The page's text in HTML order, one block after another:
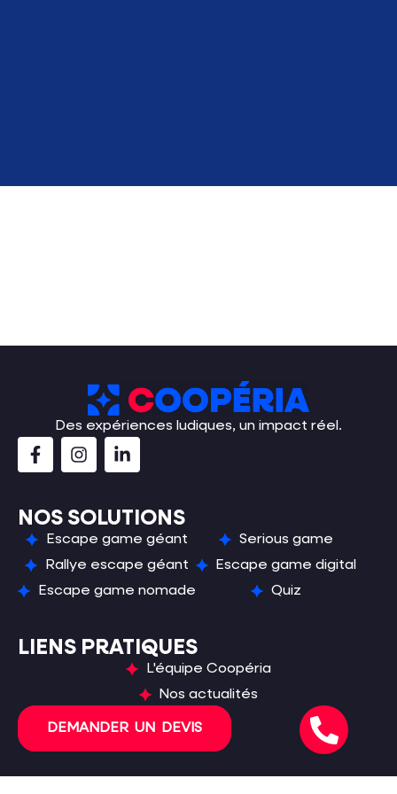
Des expériences ludiques, un impact réel.
NOS SOLUTIONS
Escape game géant
Rallye escape géant
Escape game nomade
Serious game
Escape game digital
Quiz
LIENS PRATIQUES
L'équipe Coopéria
Nos actualités
DEMANDER UN DEVIS